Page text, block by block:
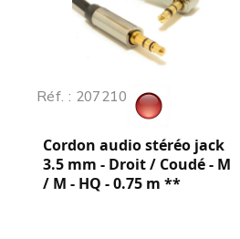
Réf. : 207210
Cordon audio stéréo jack
3.5 mm - Droit / Coudé - M
/ M - HQ - 0.75 m **